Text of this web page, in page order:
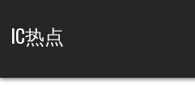
IC热点